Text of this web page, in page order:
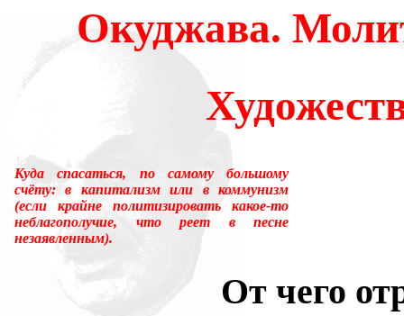
что не понятно.Прошу
много лет пользовался
«подсознательный» в
надо было писать
менять в тысячах мест,
устаревшим.Ещё одна
применение слова
состояние,
Окуджава.
Куда спасаться, по самому большому
счёту: в капитализм или в коммунизм
(если крайне политизировать какое-то
неблагополучие, что реет в песне
незаявленным).
От чего